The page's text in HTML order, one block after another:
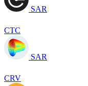
SAR
CTC
SAR
CRV